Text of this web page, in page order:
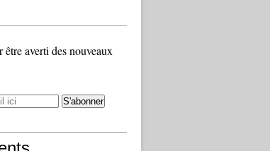
averti des nouveaux